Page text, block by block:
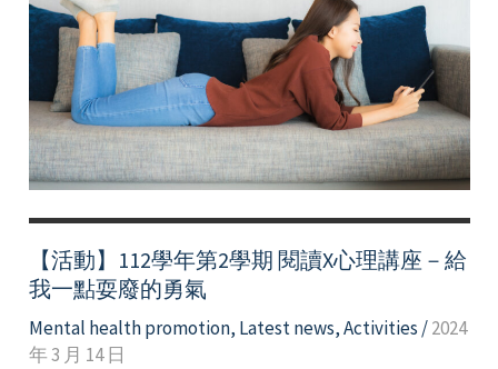
【活動】112學年第2學期 閱讀X心理講座－給
我一點耍廢的勇氣
Mental health promotion, Latest news,Activities /2024
年 3 月 14 日